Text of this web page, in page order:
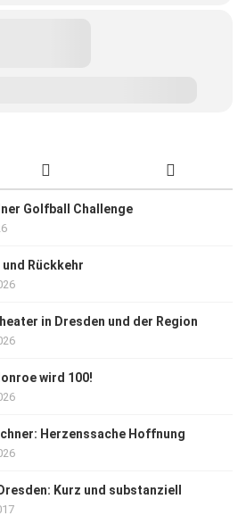
Golfball Challenge
Rückkehr
in Dresden und der Region
wird 100!
Herzenssache Hoffnung
Kurz und substanziell